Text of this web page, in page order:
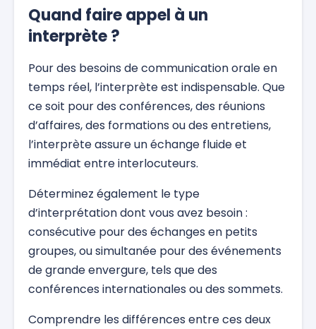
Quand faire appel à un
interprète ?
Pour des besoins de communication orale en
temps réel, l’interprète est indispensable. Que
ce soit pour des conférences, des réunions
d’affaires, des formations ou des entretiens,
l’interprète assure un échange fluide et
immédiat entre interlocuteurs.
Déterminez également le type
d’interprétation dont vous avez besoin :
consécutive pour des échanges en petits
groupes, ou simultanée pour des événements
de grande envergure, tels que des
conférences internationales ou des sommets.
Comprendre les différences entre ces deux